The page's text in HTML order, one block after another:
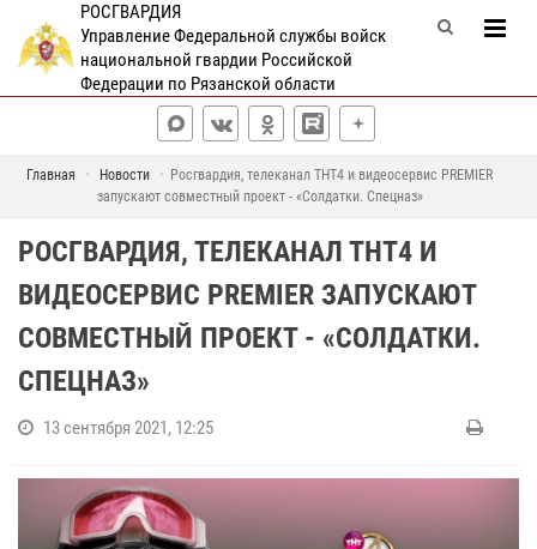
РОСГВАРДИЯ
Управление Федеральной службы войск
национальной гвардии Российской
Федерации по Рязанской области
Главная Новости
Росгвардия, телеканал ТНТ4 и видеосервис PREMIER
запускают совместный проект - «Солдатки. Спецназ»
РОСГВАРДИЯ, ТЕЛЕКАНАЛ ТНТ4 И
ВИДЕОСЕРВИС PREMIER ЗАПУСКАЮТ
СОВМЕСТНЫЙ ПРОЕКТ - «СОЛДАТКИ.
СПЕЦНАЗ»
13 сентября 2021, 12:25